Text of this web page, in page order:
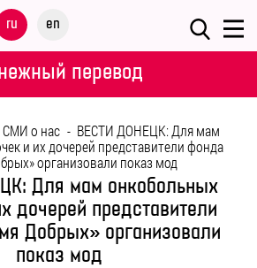
ru en
перевод
СМИ о нас - ВЕСТИ ДОНЕЦК: Для мам
и их дочерей представители фонда
организовали показ мод
Для мам онкобольных
дочерей представители
Добрых» организовали
показ мод